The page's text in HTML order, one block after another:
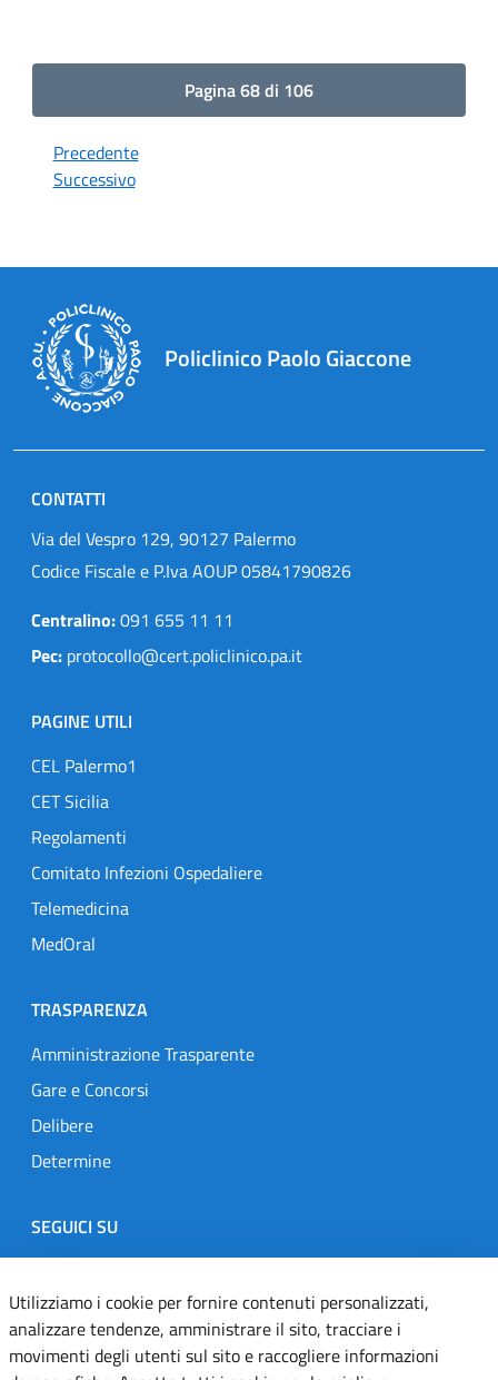
Pagina 68 di 106
Precedente
Successivo
Policlinico Paolo Giaccone
CONTATTI
Via del Vespro 129, 90127 Palermo
Codice Fiscale e P.Iva AOUP 05841790826
Centralino:091 655 11 11
Pec: protocollo@cert.policlinico.pa.it
PAGINE UTILI
CEL Palermo1
CET Sicilia
Regolamenti
Comitato Infezioni Ospedaliere
Telemedicina
MedOral
TRASPARENZA
Amministrazione Trasparente
Gare e Concorsi
Delibere
Determine
SEGUICI SU
Designers Italia
TwitterInstagramYoutubeLinkedin
Utilizziamo i cookie per fornire contenuti personalizzati,
analizzare tendenze, amministrare il sito, tracciare i
movimenti degli utenti sul sito e raccogliere informazioni